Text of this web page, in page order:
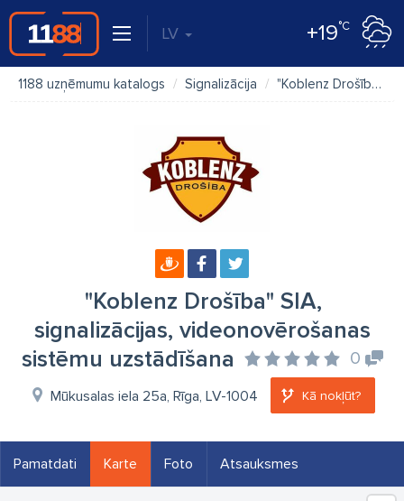
LV +19°C
1188 uzņēmumu katalogs Signalizācija "Koblenz Drošība" SIA, signalizācijas, videonovērošanas sistēmu uzstādīšana
"Koblenz Drošība" SIA,
signalizācijas, videonovērošanas
sistēmu uzstādīšana
0
Mūkusalas iela 25a, Rīga, LV-1004 Kā nokļūt?
Pamatdati Karte Foto Atsauksmes